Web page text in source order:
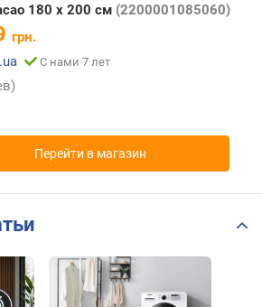
180 х 200 см (2200001085060)
грн.
С нами 7 лет
Перейти в магазин